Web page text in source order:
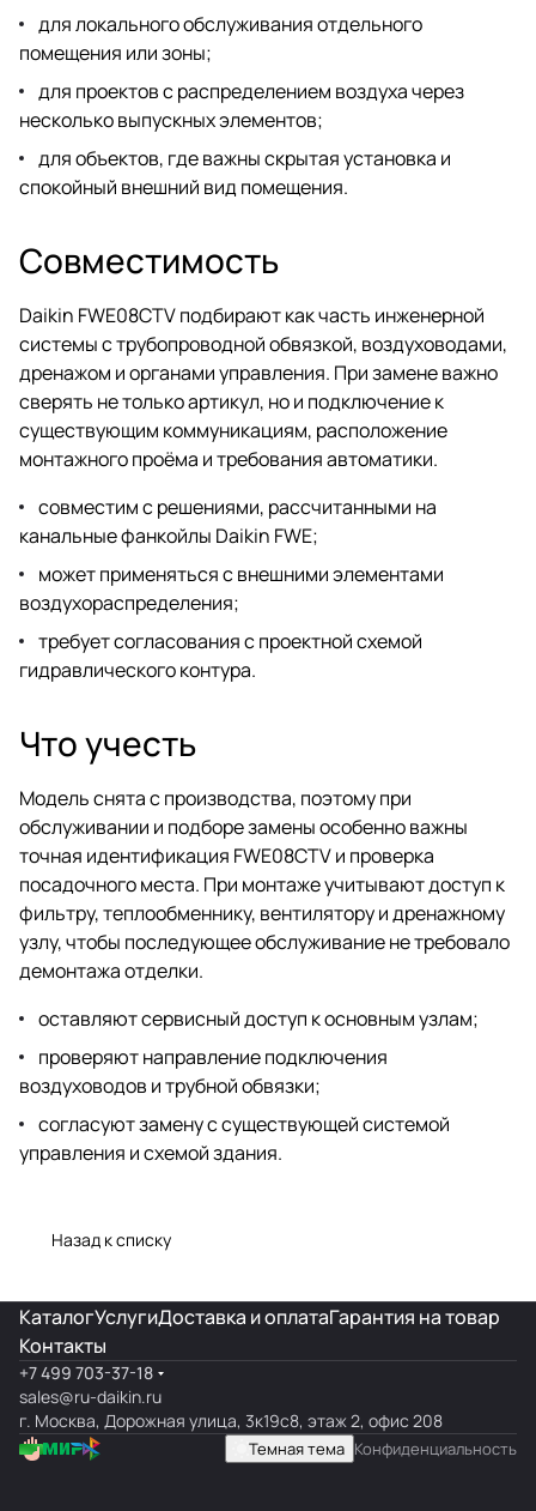
для локального обслуживания отдельного
помещения или зоны;
для проектов с распределением воздуха через
несколько выпускных элементов;
для объектов, где важны скрытая установка и
спокойный внешний вид помещения.
Совместимость
Daikin FWE08CTV подбирают как часть инженерной
системы с трубопроводной обвязкой, воздуховодами,
дренажом и органами управления. При замене важно
сверять не только артикул, но и подключение к
существующим коммуникациям, расположение
монтажного проёма и требования автоматики.
совместим с решениями, рассчитанными на
канальные фанкойлы Daikin FWE;
может применяться с внешними элементами
воздухораспределения;
требует согласования с проектной схемой
гидравлического контура.
Что учесть
Модель снята с производства, поэтому при
обслуживании и подборе замены особенно важны
точная идентификация FWE08CTV и проверка
посадочного места. При монтаже учитывают доступ к
фильтру, теплообменнику, вентилятору и дренажному
узлу, чтобы последующее обслуживание не требовало
демонтажа отделки.
оставляют сервисный доступ к основным узлам;
проверяют направление подключения
воздуховодов и трубной обвязки;
согласуют замену с существующей системой
управления и схемой здания.
Назад к списку
КаталогУслугиДоставка и оплатаГарантия на товар
Контакты
+7 499 703-37-18
sales@ru-daikin.ru
г. Москва, Дорожная улица, 3к19с8, этаж 2, офис 208
Темная тема Конфиденциальность